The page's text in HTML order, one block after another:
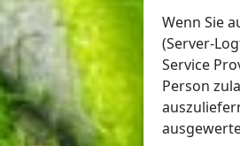
Wenn Sie
(Server-
Service
Person